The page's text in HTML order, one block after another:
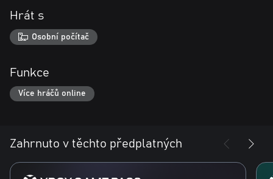
Hrát s
Osobní počítač
Funkce
Více hráčů online
Zahrnuto v těchto předplatných